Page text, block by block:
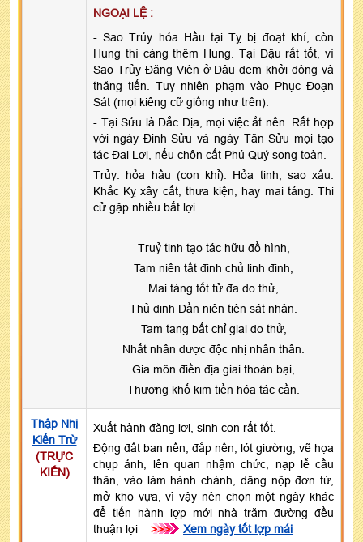
NGOẠI LỆ :
- Sao Trủy hỏa Hầu tại Tỵ bị đoạt khí, còn
Hung thì càng thêm Hung. Tại Dậu rất tốt, vì
Sao Trủy Đăng Viên ở Dậu đem khởi động và
thăng tiến. Tuy nhiên phạm vào Phục Đoạn
Sát (mọi kiêng cữ giống như trên).
- Tại Sửu là Đắc Địa, mọi việc ắt nên. Rất hợp
với ngày Đinh Sửu và ngày Tân Sửu mọi tạo
tác Đại Lợi, nếu chôn cất Phú Quý song toàn.
Trủy: hỏa hầu (con khỉ): Hỏa tinh, sao xấu.
Khắc Kỵ xây cất, thưa kiện, hay mai táng. Thi
cử gặp nhiều bất lợi.
Truỷ tinh tạo tác hữu đồ hình,
Tam niên tất đinh chủ linh đinh,
Mai táng tốt tử đa do thử,
Thủ định Dần niên tiện sát nhân.
Tam tang bất chỉ giai do thử,
Nhất nhân dược độc nhị nhân thân.
Gia môn điền địa giai thoán bại,
Thương khố kim tiền hóa tác cần.
Thập Nhị
Kiến Trừ
(TRỰC
KIẾN)
Xuất hành đặng lợi, sinh con rất tốt.
Động đất ban nền, đắp nền, lót giường, vẽ họa
chụp ảnh, lên quan nhậm chức, nạp lễ cầu
thân, vào làm hành chánh, dâng nộp đơn từ,
mở kho vựa, vì vậy nên chọn một ngày khác
để tiến hành lợp mới nhà trăm đường đều
thuận lợi
>>> Xem ngày tốt lợp mái